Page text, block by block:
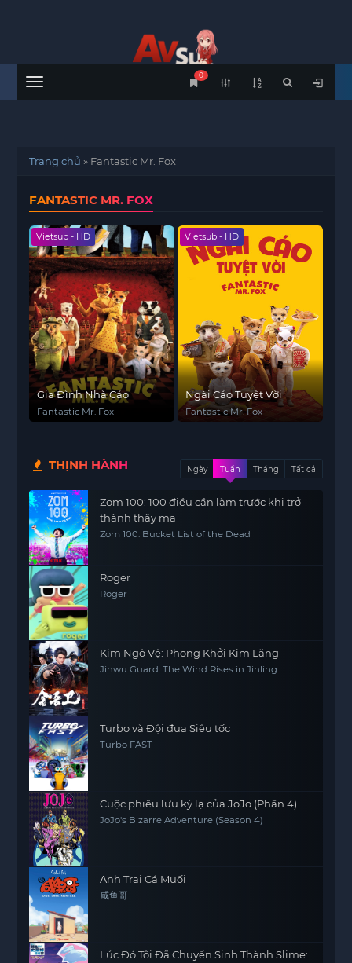
Menu
0
Trang chủ » Fantastic Mr. Fox
FANTASTIC MR. FOX
Vietsub - HD
Gia Đình Nhà Cáo
Fantastic Mr. Fox
Vietsub - HD
Ngài Cáo Tuyệt Vời
Fantastic Mr. Fox
THỊNH HÀNH Ngày Tuần Tháng Tất cả
Zom 100: 100 điều cần làm trước khi trở
thành thây ma
Zom 100: Bucket List of the Dead
Roger
Roger
Kim Ngô Vệ: Phong Khởi Kim Lăng
Jinwu Guard: The Wind Rises in Jinling
Turbo và Đội đua Siêu tốc
Turbo FAST
Cuộc phiêu lưu kỳ lạ của JoJo (Phần 4)
JoJo's Bizarre Adventure (Season 4)
Anh Trai Cá Muối
咸鱼哥
Lúc Đó Tôi Đã Chuyển Sinh Thành Slime: